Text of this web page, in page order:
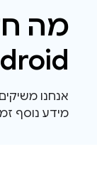
מה
אנחנו
מידע נוסף